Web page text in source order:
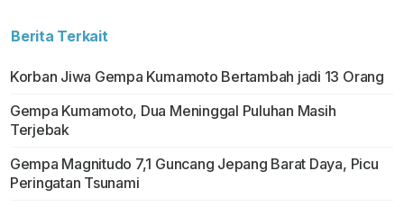
Berita Terkait
Korban Jiwa Gempa Kumamoto Bertambah jadi 13 Orang
Gempa Kumamoto, Dua Meninggal Puluhan Masih
Terjebak
Gempa Magnitudo 7,1 Guncang Jepang Barat Daya, Picu
Peringatan Tsunami